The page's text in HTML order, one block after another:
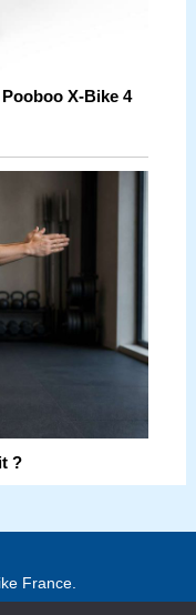
X-Bike 4
?
France.